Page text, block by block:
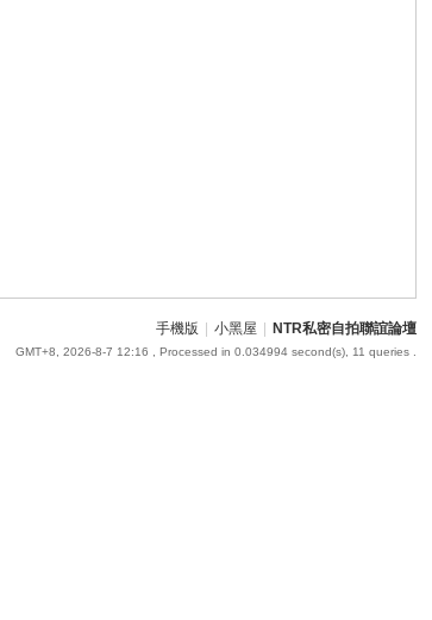
手機版 小黑屋 NTR私密自拍聯誼論壇
GMT+8, 2026-8-7 12:16 , Processed in 0.034994 second(s), 11 queries .